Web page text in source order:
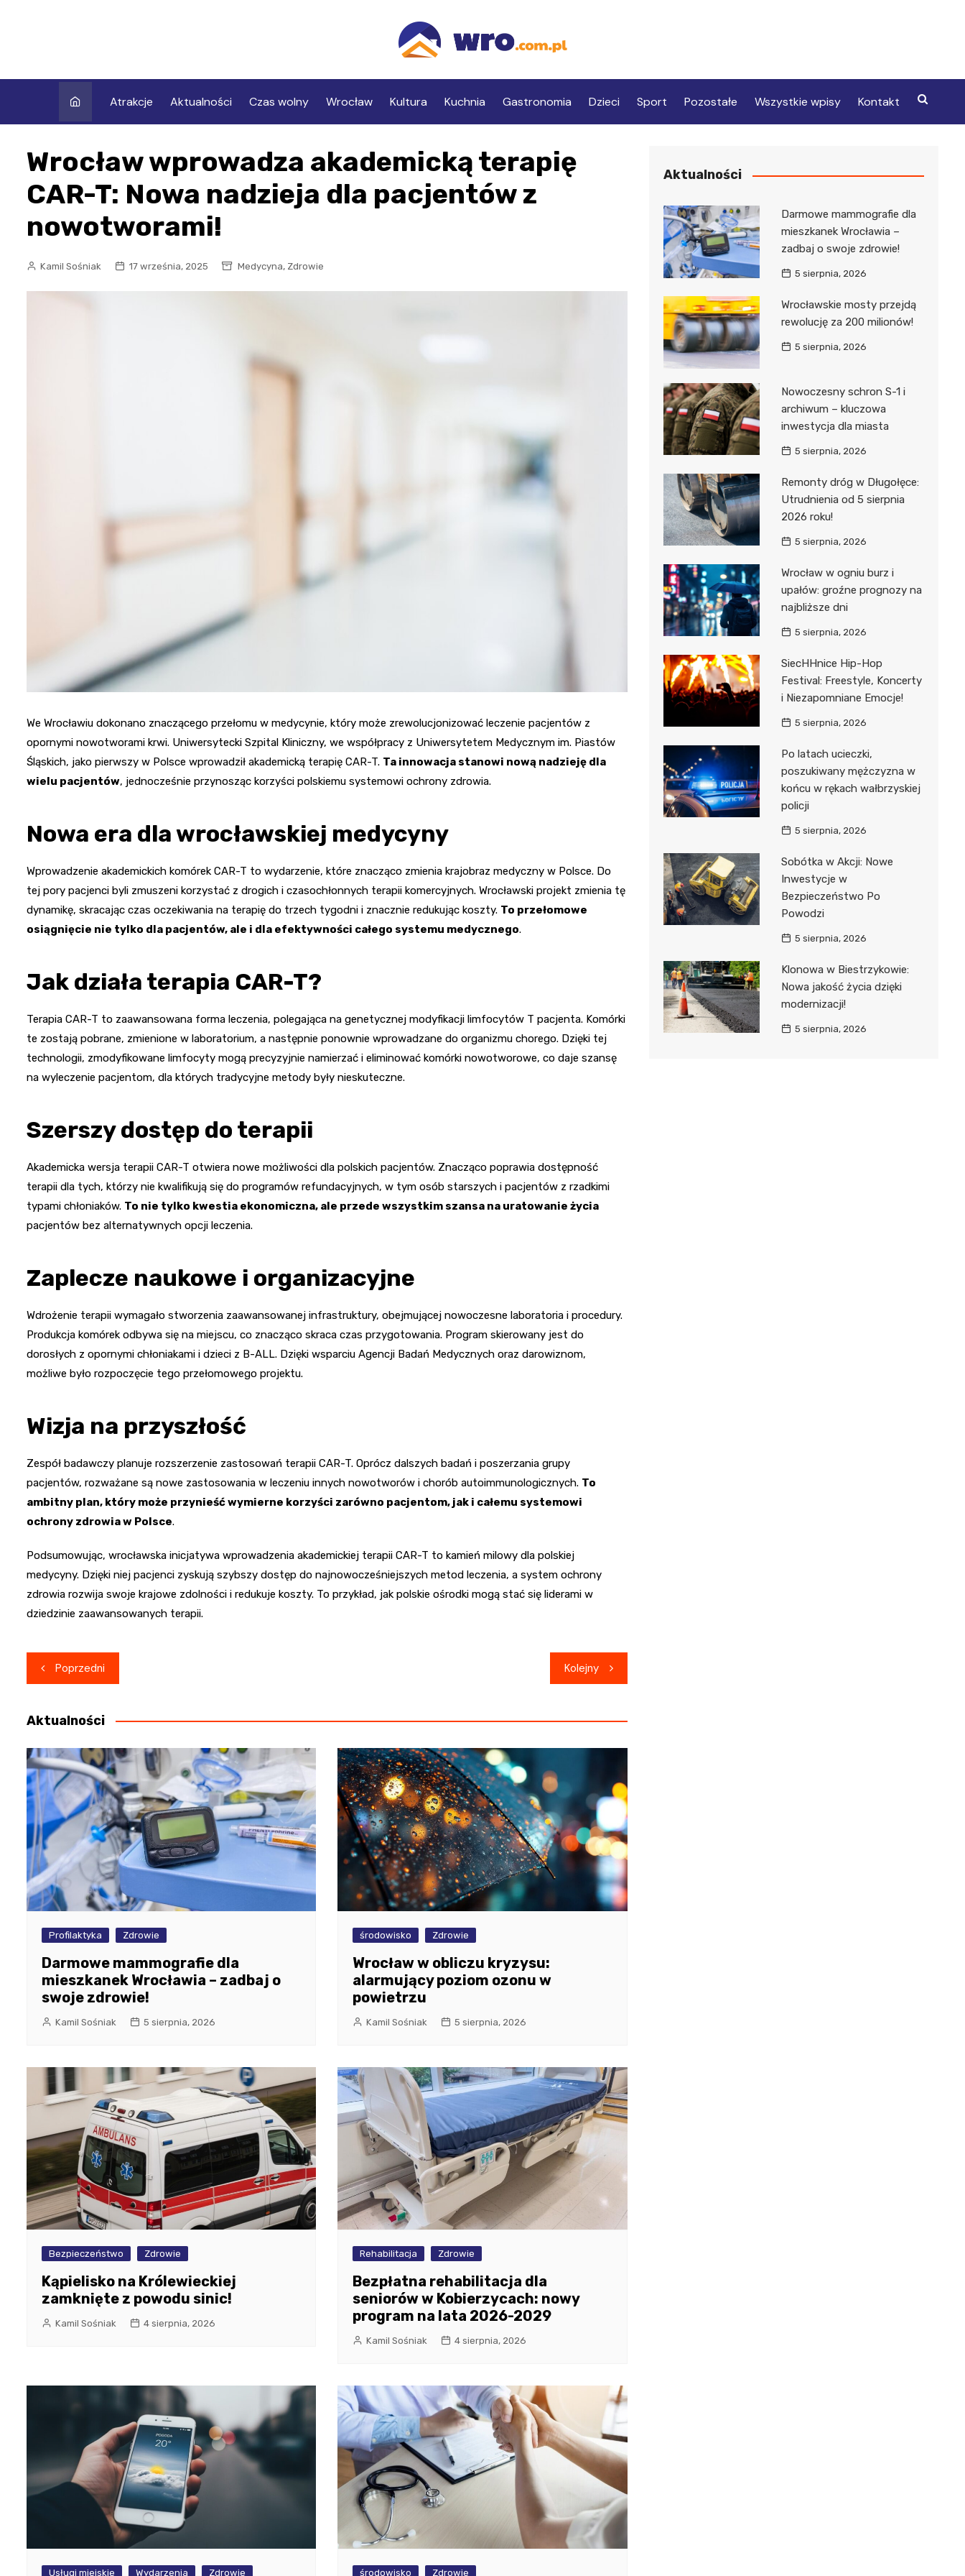
Atrakcje Aktualności Czas wolny Wrocław Kultura Kuchnia Gastronomia Dzieci Sport Pozostałe Wszystkie wpisy Kontakt
Wrocław wprowadza akademicką terapię
CAR-T: Nowa nadzieja dla pacjentów z
nowotworami!
Kamil Sośniak 17 września, 2025 Medycyna, Zdrowie
We Wrocławiu dokonano znaczącego przełomu w medycynie, który może zrewolucjonizować leczenie pacjentów z
opornymi nowotworami krwi. Uniwersytecki Szpital Kliniczny, we współpracy z Uniwersytetem Medycznym im. Piastów
Śląskich, jako pierwszy w Polsce wprowadził akademicką terapię CAR-T. Ta innowacja stanowi nową nadzieję dla
wielu pacjentów, jednocześnie przynosząc korzyści polskiemu systemowi ochrony zdrowia.
Nowa era dla wrocławskiej medycyny
Wprowadzenie akademickich komórek CAR-T to wydarzenie, które znacząco zmienia krajobraz medyczny w Polsce. Do
tej pory pacjenci byli zmuszeni korzystać z drogich i czasochłonnych terapii komercyjnych. Wrocławski projekt zmienia tę
dynamikę, skracając czas oczekiwania na terapię do trzech tygodni i znacznie redukując koszty. To przełomowe
osiągnięcie nie tylko dla pacjentów, ale i dla efektywności całego systemu medycznego.
Jak działa terapia CAR-T?
Terapia CAR-T to zaawansowana forma leczenia, polegająca na genetycznej modyfikacji limfocytów T pacjenta. Komórki
te zostają pobrane, zmienione w laboratorium, a następnie ponownie wprowadzane do organizmu chorego. Dzięki tej
technologii, zmodyfikowane limfocyty mogą precyzyjnie namierzać i eliminować komórki nowotworowe, co daje szansę
na wyleczenie pacjentom, dla których tradycyjne metody były nieskuteczne.
Szerszy dostęp do terapii
Akademicka wersja terapii CAR-T otwiera nowe możliwości dla polskich pacjentów. Znacząco poprawia dostępność
terapii dla tych, którzy nie kwalifikują się do programów refundacyjnych, w tym osób starszych i pacjentów z rzadkimi
typami chłoniaków. To nie tylko kwestia ekonomiczna, ale przede wszystkim szansa na uratowanie życia
pacjentów bez alternatywnych opcji leczenia.
Zaplecze naukowe i organizacyjne
Wdrożenie terapii wymagało stworzenia zaawansowanej infrastruktury, obejmującej nowoczesne laboratoria i procedury.
Produkcja komórek odbywa się na miejscu, co znacząco skraca czas przygotowania. Program skierowany jest do
dorosłych z opornymi chłoniakami i dzieci z B-ALL. Dzięki wsparciu Agencji Badań Medycznych oraz darowiznom,
możliwe było rozpoczęcie tego przełomowego projektu.
Wizja na przyszłość
Zespół badawczy planuje rozszerzenie zastosowań terapii CAR-T. Oprócz dalszych badań i poszerzania grupy
pacjentów, rozważane są nowe zastosowania w leczeniu innych nowotworów i chorób autoimmunologicznych. To
ambitny plan, który może przynieść wymierne korzyści zarówno pacjentom, jak i całemu systemowi
ochrony zdrowia w Polsce.
Podsumowując, wrocławska inicjatywa wprowadzenia akademickiej terapii CAR-T to kamień milowy dla polskiej
medycyny. Dzięki niej pacjenci zyskują szybszy dostęp do najnowocześniejszych metod leczenia, a system ochrony
zdrowia rozwija swoje krajowe zdolności i redukuje koszty. To przykład, jak polskie ośrodki mogą stać się liderami w
dziedzinie zaawansowanych terapii.
Nawigacja
wpisu
Poprzedni Kolejny
Aktualności
Profilaktyka Zdrowie
Darmowe mammografie dla
mieszkanek Wrocławia – zadbaj o
swoje zdrowie!
Kamil Sośniak 5 sierpnia, 2026
środowisko Zdrowie
Wrocław w obliczu kryzysu:
alarmujący poziom ozonu w
powietrzu
Kamil Sośniak 5 sierpnia, 2026
Bezpieczeństwo Zdrowie
Kąpielisko na Królewieckiej
zamknięte z powodu sinic!
Kamil Sośniak 4 sierpnia, 2026
Rehabilitacja Zdrowie
Bezpłatna rehabilitacja dla
seniorów w Kobierzycach: nowy
program na lata 2026-2029
Kamil Sośniak 4 sierpnia, 2026
Usługi miejskie Wydarzenia Zdrowie środowisko Zdrowie
Aktualności
Darmowe mammografie dla
mieszkanek Wrocławia –
zadbaj o swoje zdrowie!
5 sierpnia, 2026
Wrocławskie mosty przejdą
rewolucję za 200 milionów!
5 sierpnia, 2026
Nowoczesny schron S-1 i
archiwum – kluczowa
inwestycja dla miasta
5 sierpnia, 2026
Remonty dróg w Długołęce:
Utrudnienia od 5 sierpnia
2026 roku!
5 sierpnia, 2026
Wrocław w ogniu burz i
upałów: groźne prognozy na
najbliższe dni
5 sierpnia, 2026
SiecHHnice Hip-Hop
Festival: Freestyle, Koncerty
i Niezapomniane Emocje!
5 sierpnia, 2026
Po latach ucieczki,
poszukiwany mężczyzna w
końcu w rękach wałbrzyskiej
policji
5 sierpnia, 2026
Sobótka w Akcji: Nowe
Inwestycje w
Bezpieczeństwo Po
Powodzi
5 sierpnia, 2026
Klonowa w Biestrzykowie:
Nowa jakość życia dzięki
modernizacji!
5 sierpnia, 2026